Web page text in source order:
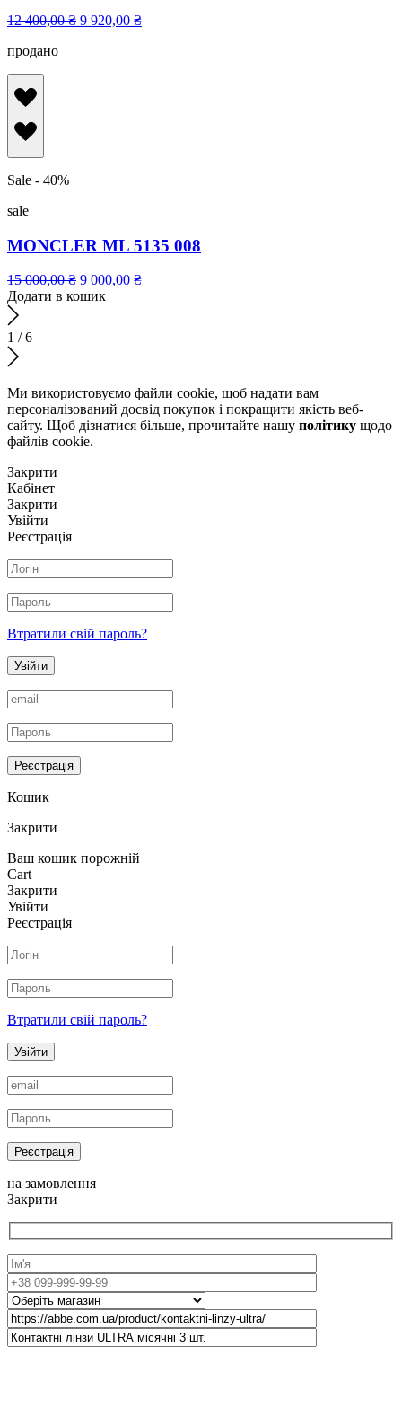
12 400,00₴ 9 920,00 ₴
продано
Sale - 40%
sale
MONCLER ML 5135 008
15 000,00₴ 9 000,00 ₴
Додати в кошик
1 /6
Ми використовуємо файли cookie, щоб надати вам
персоналізований досвід покупок і покращити якість веб-
сайту. Щоб дізнатися більше, прочитайте нашу політику щодо
файлів сookie.
Закрити
Кабінет
Закрити
Увійти
Реєстрація
Втратили свій пароль?
Увійти
Реєстрація
Кошик
Закрити
Ваш кошик порожній
Cart
Закрити
Увійти
Реєстрація
Втратили свій пароль?
Увійти
Реєстрація
на замовлення
Закрити